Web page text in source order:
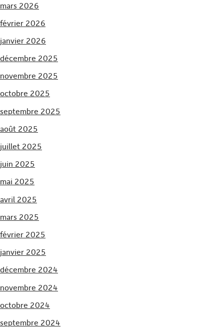
mars 2026
février 2026
janvier 2026
décembre 2025
novembre 2025
octobre 2025
septembre 2025
août 2025
juillet 2025
juin 2025
mai 2025
avril 2025
mars 2025
février 2025
janvier 2025
décembre 2024
novembre 2024
octobre 2024
septembre 2024